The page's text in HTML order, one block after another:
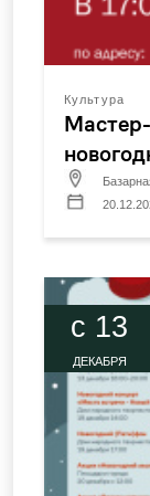
Культура
c 13
ДЕКАБРЯ